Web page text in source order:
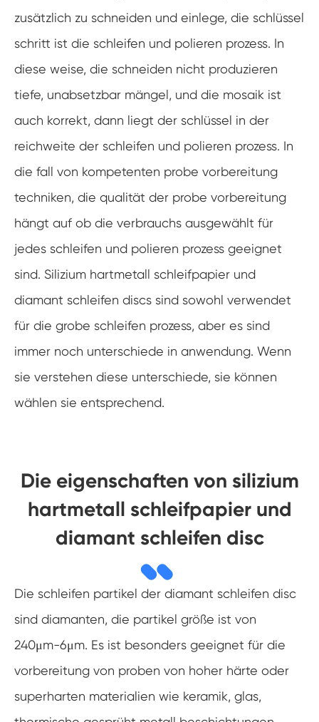
zusätzlich zu schneiden und einlege, die schlüssel
schritt ist die schleifen und polieren prozess. In
diese weise, die schneiden nicht produzieren
tiefe, unabsetzbar mängel, und die mosaik ist
auch korrekt, dann liegt der schlüssel in der
reichweite der schleifen und polieren prozess. In
die fall von kompetenten probe vorbereitung
techniken, die qualität der probe vorbereitung
hängt auf ob die verbrauchs ausgewählt für
jedes schleifen und polieren prozess geeignet
sind. Silizium hartmetall schleifpapier und
diamant schleifen discs sind sowohl verwendet
für die grobe schleifen prozess, aber es sind
immer noch unterschiede in anwendung. Wenn
sie verstehen diese unterschiede, sie können
wählen sie entsprechend.
Die eigenschaften von silizium
hartmetall schleifpapier und
diamant schleifen disc
Die schleifen partikel der diamant schleifen disc
sind diamanten, die partikel größe ist von
240μm-6μm. Es ist besonders geeignet für die
vorbereitung von proben von hoher härte oder
superharten materialien wie keramik, glas,